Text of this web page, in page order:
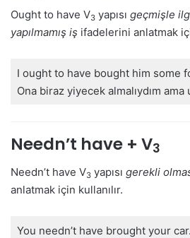
Ought to have V3 yapısı geçmişle
yapılmamış iş ifadelerini anlatmak
I ought to have bought him some
Ona biraz yiyecek almalıydım ama
Needn’t have + V3
Needn’t have V3 yapısı gerekli
anlatmak için kullanılır.
You needn’t have brought your car.